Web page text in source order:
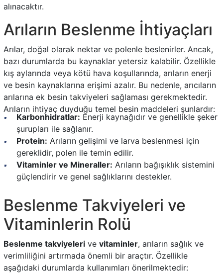
alınacaktır.
Arıların Beslenme İhtiyaçları
Arılar, doğal olarak nektar ve polenle beslenirler. Ancak,
bazı durumlarda bu kaynaklar yetersiz kalabilir. Özellikle
kış aylarında veya kötü hava koşullarında, arıların enerji
ve besin kaynaklarına erişimi azalır. Bu nedenle, arıcıların
arılarına ek besin takviyeleri sağlaması gerekmektedir.
Arıların ihtiyaç duyduğu temel besin maddeleri şunlardır:
Karbonhidratlar: Enerji kaynağıdır ve genellikle şeker
şurupları ile sağlanır.
Protein: Arıların gelişimi ve larva beslenmesi için
gereklidir, polen ile temin edilir.
Vitaminler ve Mineraller: Arıların bağışıklık sistemini
güçlendirir ve genel sağlıklarını destekler.
Beslenme Takviyeleri ve
Vitaminlerin Rolü
Beslenme takviyeleri ve vitaminler, arıların sağlık ve
verimliliğini artırmada önemli bir araçtır. Özellikle
aşağıdaki durumlarda kullanımları önerilmektedir: